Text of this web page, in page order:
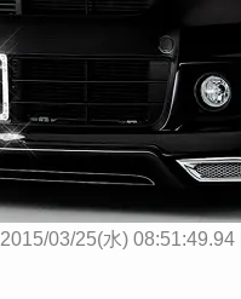
2015/03/25(水)